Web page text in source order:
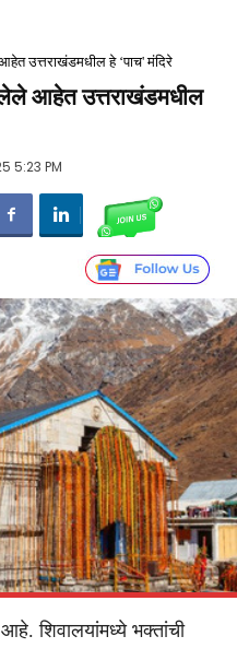
उत्तराखंडमधील हे ‘पाच' मंदिरे
आहेत उत्तराखंडमधील
5:23 PM
शिवालयांमध्ये भक्तांची